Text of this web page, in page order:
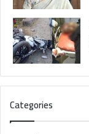
Categories